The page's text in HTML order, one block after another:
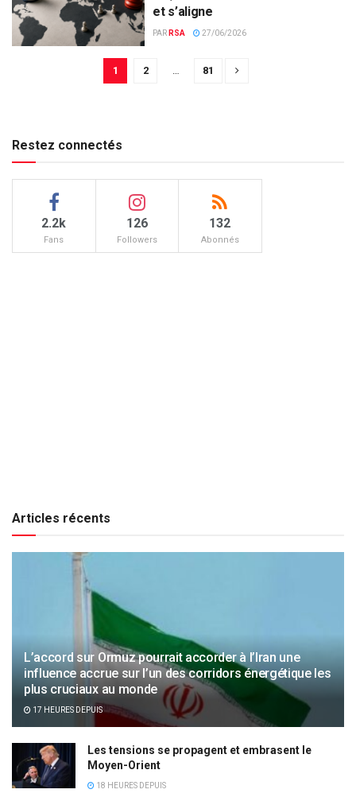
et s’aligne
PAR RSA 27/06/2026
1 2 81
Restez connectés
2.2k
Fans
126
Followers
132
Abonnés
Articles récents
L’accord sur Ormuz pourrait accorder à l’Iran une
influence accrue sur l’un des corridors énergétique les
plus cruciaux au monde
17 HEURES DEPUIS
Les tensions se propagent et embrasent le
Moyen-Orient
18 HEURES DEPUIS